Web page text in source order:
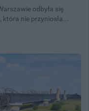
odbyła się
nie przyniosła...